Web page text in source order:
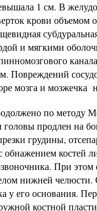
1 см. В
крови объемом
и мягкими
Повреждений
мозга и мозжечка
по методу
головы продлен на
грудины,
костей
При этом
нижней челюсти.
у его основания.
костной